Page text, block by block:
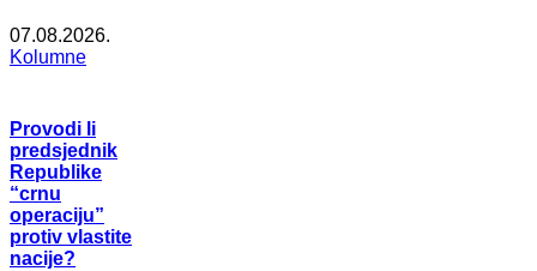
07.08.2026.
Kolumne
Provodi li
predsjednik
Republike
“crnu
operaciju”
protiv vlastite
nacije?